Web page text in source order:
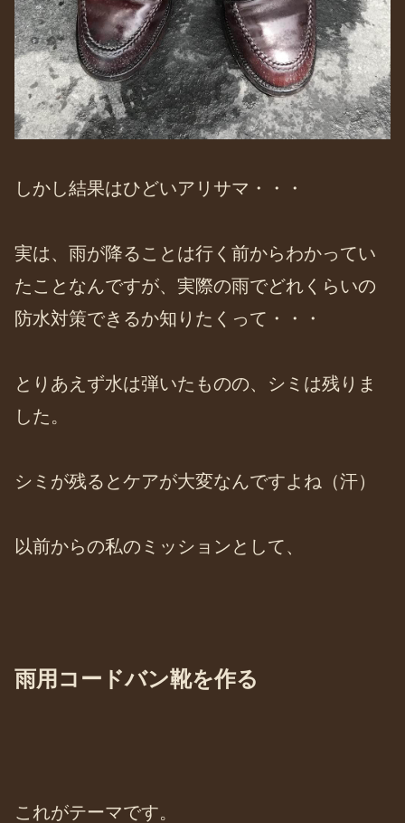
しかし結果はひどいアリサマ・・・
実は、雨が降ることは行く前からわかってい
たことなんですが、実際の雨でどれくらいの
防水対策できるか知りたくって・・・
とりあえず水は弾いたものの、シミは残りま
した。
シミが残るとケアが大変なんですよね（汗）
以前からの私のミッションとして、
雨用コードバン靴を作る
これがテーマです。